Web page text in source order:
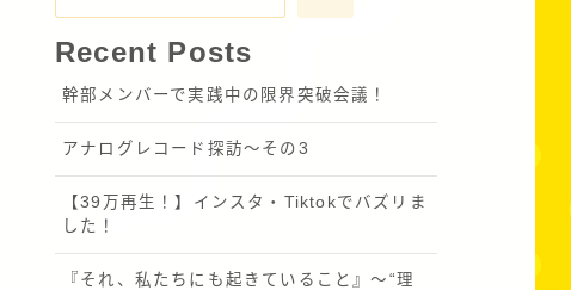
Recent Posts
幹部メンバーで実践中の限界突破会議！
アナログレコード探訪～その3
【39万再生！】インスタ・Tiktokでバズリま
した！
『それ、私たちにも起きていること』〜“理